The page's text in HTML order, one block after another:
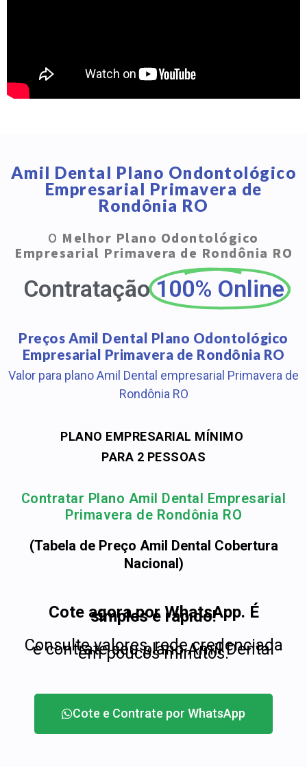
Amil Dental Plano Ondontológico
Empresarial Primavera de
Rondônia RO
O Melhor Plano Odontológico
Empresarial Primavera de Rondônia RO
Contratação 100% Online
Preços Amil Dental Plano Odontológico
Empresarial Primavera de Rondônia RO
Valor para plano Amil Dental empresarial Primavera de
Rondônia RO
PLANO EMPRESARIAL MÍNIMO
PARA 2 PESSOAS
Contratar Plano Amil Dental Empresarial
Primavera de Rondônia RO
(Tabela de Preço Amil Dental Cobertura
Nacional)
Cote agora por WhatsApp. É
simples e rápido!
Consulte valores, rede credenciada
e contrate seu plano Amil Dental
em poucos minutos.
Cote e Contrate por WhatsApp